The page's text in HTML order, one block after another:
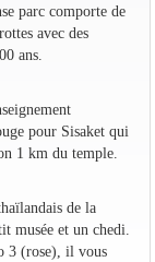
parc comporte de
avec des
ans.
pour Sisaket qui
1 km du temple.
de la
musée et un chedi.
3 (rose), il vous